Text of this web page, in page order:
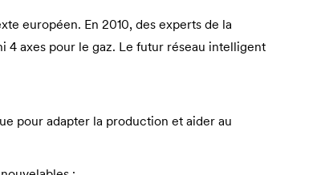
européen. En 2010, des experts de la
4 axes pour le gaz. Le futur réseau intelligent
pour adapter la production et aider au